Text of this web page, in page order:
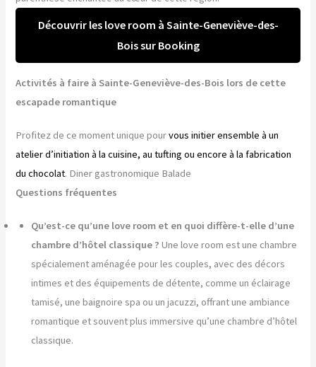
Découvrir les love room à Sainte-Geneviève-des-
Bois sur Booking
Activités à faire à Sainte-Geneviève-des-Bois lors de cette
escapade romantique
Profitez de ce moment unique pourvous initier ensemble à un
atelier d’initiation à la cuisine, au tufting ou encore à la fabrication
du chocolat. Diner gastronomique Balade
Questions fréquentes
Qu’est-ce qu’une love room et en quoi diffère-t-elle d’une
chambre d’hôtel classique ? Une love room est une chambre
spécialement aménagée pour les couples, avec des décors
intimes et des équipements de détente, comme un éclairage
tamisé, une baignoire spa ou un jacuzzi, offrant une ambiance
romantique et souvent plus immersive qu’une chambre d’hôtel
classique.